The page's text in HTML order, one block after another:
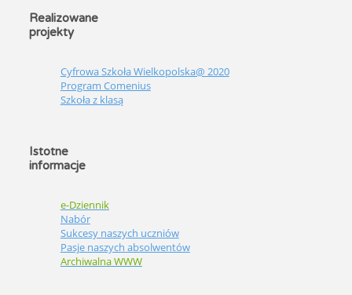
Realizowane
projekty
Cyfrowa Szkoła Wielkopolska@ 2020
Program Comenius
Szkoła z klasą
Istotne
informacje
e-Dziennik
Nabór
Sukcesy naszych uczniów
Pasje naszych absolwentów
Archiwalna WWW